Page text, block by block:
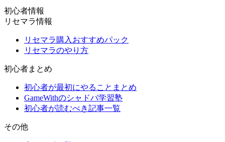
初心者情報
リセマラ情報
リセマラ購入おすすめパック
リセマラのやり方
初心者まとめ
初心者が最初にやることまとめ
GameWithのシャドバ学習塾
初心者が読むべき記事一覧
その他